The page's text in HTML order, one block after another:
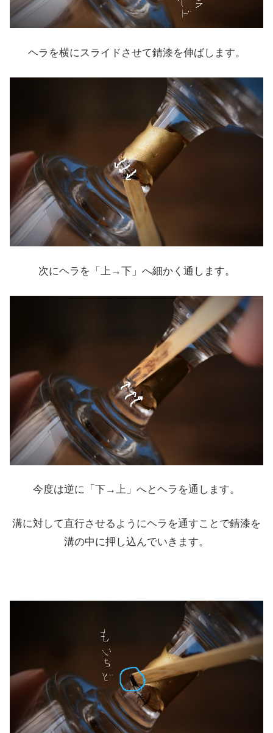
ヘラを横にスライドさせて錆漆を伸ばします。
次にヘラを「上→下」へ細かく通します。
今度は逆に「下→上」へとヘラを通します。
溝に対して直行させるようにヘラを通すことで錆漆を
溝の中に押し込んでいきます。